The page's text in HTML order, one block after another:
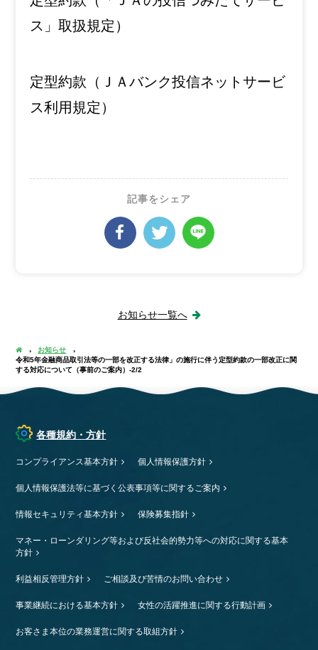
ス」取扱規定 ）
定型約款（ ＪＡバンク投信ネットサービ
ス利用規定 ）
記事をシェア
お知らせ一覧へ
お知らせ
令和5年金融商品取引法等の一部を改正する法律」の施行に伴う定型約款の一部改正に関
する対応について（事前のご案内）-2/2
各種規約・方針
コンプライアンス基本方針 個人情報保護方針
個人情報保護法等に基づく公表事項等に関するご案内
情報セキュリティ基本方針 保険募集指針
マネー・ローンダリング等および反社会的勢力等への対応に関する基本
方針
利益相反管理方針 ご相談及び苦情のお問い合わせ
事業継続における基本方針 女性の活躍推進に関する行動計画
お客さま本位の業務運営に関する取組方針